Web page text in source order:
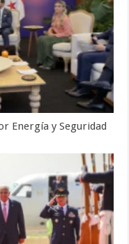
Energía y Seguridad